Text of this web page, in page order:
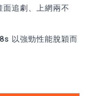
追劇、上網兩不
以強勁性能脫穎而